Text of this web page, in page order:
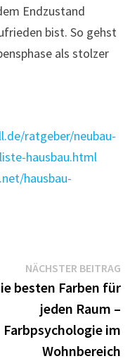
Endzustand
bist. So gehst
als stolzer
ratgeber/neubau-
hausbau.html
hausbau-
NÄCHSTER BEITRAG
besten Farben für
jeden Raum –
Farbpsychologie im
Wohnbereich